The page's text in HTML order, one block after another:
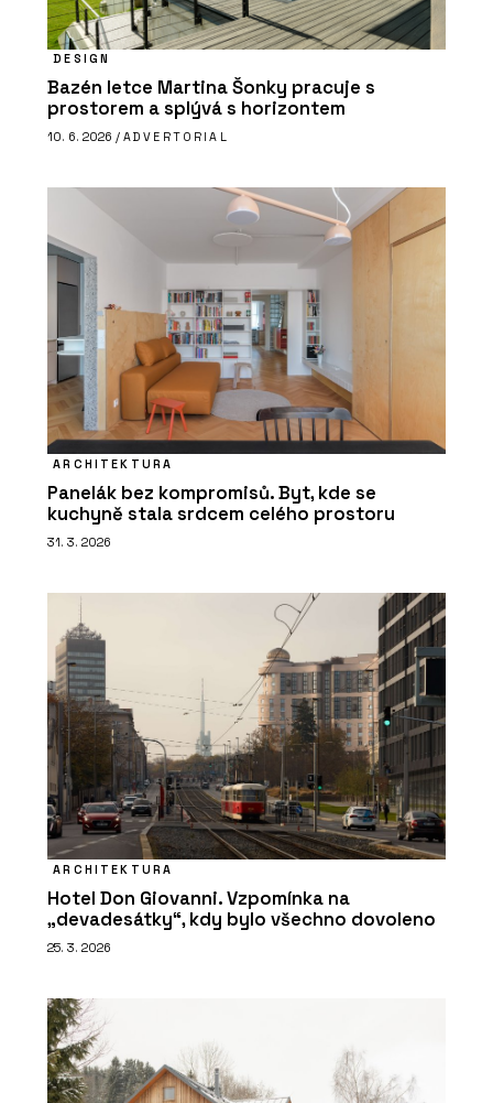
DESIGN
Bazén letce Martina Šonky pracuje s
prostorem a splývá s horizontem
10. 6. 2026 / ADVERTORIAL
ARCHITEKTURA
Panelák bez kompromisů. Byt, kde se
kuchyně stala srdcem celého prostoru
31. 3. 2026
ARCHITEKTURA
Hotel Don Giovanni. Vzpomínka na
„devadesátky“, kdy bylo všechno dovoleno
25. 3. 2026